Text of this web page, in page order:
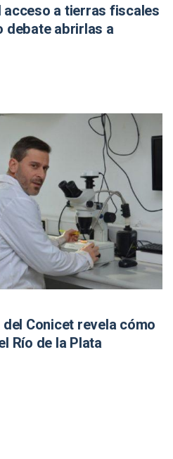
acceso a tierras fiscales
debate abrirlas a
Conicet revela cómo
Río de la Plata